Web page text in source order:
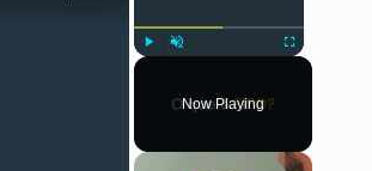
Fullscreen
Now Playing